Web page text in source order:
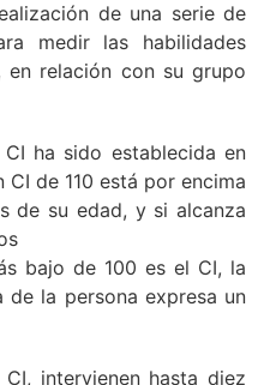
de una serie de
medir las habilidades
en relación con su grupo
ha sido establecida en
CI de 110 está por encima
de su edad, y si alcanza
bajo de 100 es el CI, la
la persona expresa un
intervienen hasta diez